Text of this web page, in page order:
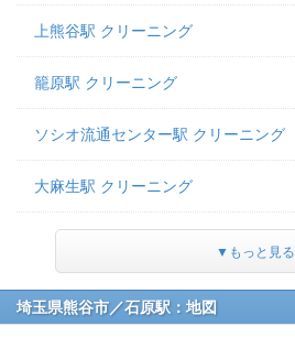
上熊谷駅 クリーニング
籠原駅 クリーニング
ソシオ流通センター駅 クリーニング
大麻生駅 クリーニング
▼もっと見る
埼玉県熊谷市／石原駅：地図